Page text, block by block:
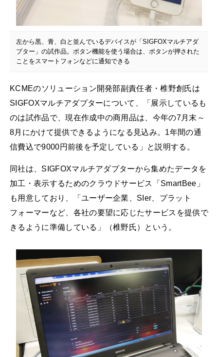
左から黒、青、白と並んでいるデバイスが「SIGFOXマルチアダ
プター」の試作品。ボタン機能を使う場合は、ボタンが押された
ことをスマートフォンなどに通知できる
KCMEのソリューション開発部副責任者・椎野創氏は
SIGFOXマルチアダプターについて、「展示しているも
のは試作品で、現在作成中の商用品は、今年の7月末～
8月にかけて提供できるようになる見込み。1年間の通
信費込で9000円前後を予定している」と説明する。
同社は、SIGFOXマルチアダプターから集めたデータを
加工・表示するためのクラウドサービス「SmartBee」
も用意しており、「ユーザー企業、SIer、プラット
フォーマーなど、各社の要望に応じたサービスを提供で
きるように準備している」（椎野氏）という。